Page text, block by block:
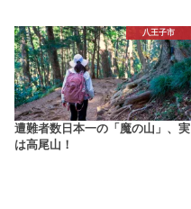
八王子市
遭難者数日本一の「魔の山」、実
は高尾山！